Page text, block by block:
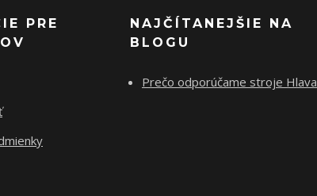
PRE
NAJČÍTANEJŠIE NA
BLOGU
Prečo odporúčame stroje Hlava